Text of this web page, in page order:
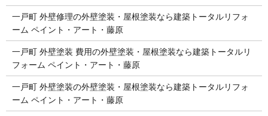
一戸町 外壁修理の外壁塗装・屋根塗装なら建築トータルリフォ
ーム ペイント・アート・藤原
一戸町 外壁塗装 費用の外壁塗装・屋根塗装なら建築トータルリ
フォーム ペイント・アート・藤原
一戸町 外壁塗装の外壁塗装・屋根塗装なら建築トータルリフォ
ーム ペイント・アート・藤原